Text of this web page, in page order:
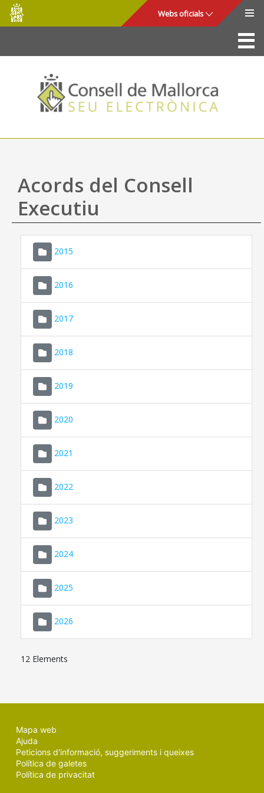
Salta al contingut principal
Consell
de
Mallorca
Webs oficials
La Seu
Consell de Mallorca
Accés i seguretat
Utilitats
Ajuda
Acords del Consell
Executiu
2015
2016
2017
2018
2019
2020
2021
2022
2023
2024
2025
2026
12 Elements
Mapa web
Ajuda
Peticions d'informació, suggeriments i queixes
Política de galetes
Política de privacitat